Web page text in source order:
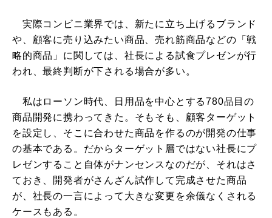
実際コンビニ業界では、新たに立ち上げるブランド
や、顧客に売り込みたい商品、売れ筋商品などの「戦
略的商品」に関しては、社長による試食プレゼンが行
われ、最終判断が下される場合が多い。
私はローソン時代、日用品を中心とする780品目の
商品開発に携わってきた。そもそも、顧客ターゲット
を設定し、そこに合わせた商品を作るのが開発の仕事
の基本である。だからターゲット層ではない社長にプ
レゼンすること自体がナンセンスなのだが、それはさ
ておき、開発者がさんざん試作して完成させた商品
が、社長の一言によって大きな変更を余儀なくされる
ケースもある。